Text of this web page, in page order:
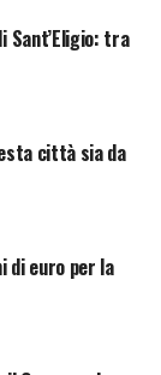
Sant’Eligio: tra
città sia da
di euro per la